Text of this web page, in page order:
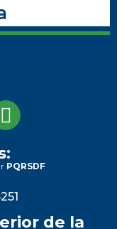
PQRSDF
de la